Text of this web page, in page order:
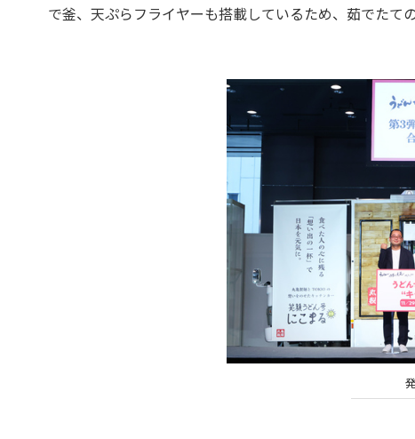
で釜、天ぷらフライヤーも搭載しているため、茹でたて